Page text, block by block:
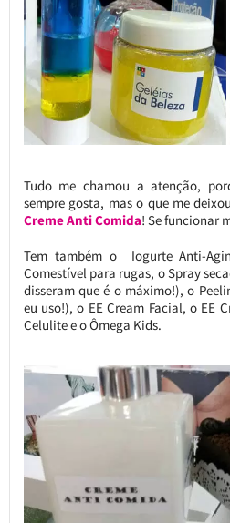
Tudo me chamou a atenção,
sempre gosta, mas o que me
Creme Anti Comida! Se funcionar
Tem também o Iogurte Anti-
Comestível para rugas, o Spray
disseram que é o máximo!), o
eu uso!), o EE Cream Facial, o EE
Celulite e o Ômega Kids.